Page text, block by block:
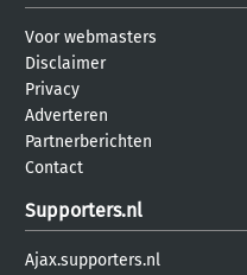
Voor webmasters
Disclaimer
Privacy
Adverteren
Partnerberichten
Contact
Supporters.nl
Ajax.supporters.nl